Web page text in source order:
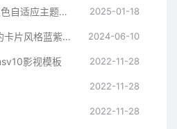
苹果cmsV10仿茶杯狐双色自适应主题模板源码 2025-01-18
首途第三十三套清新简约卡片风格蓝紫渐变色短视频模板 | 苹果CMSV10主题 2024-06-10
影视模板 2022-11-28
2022-11-28
2022-11-28